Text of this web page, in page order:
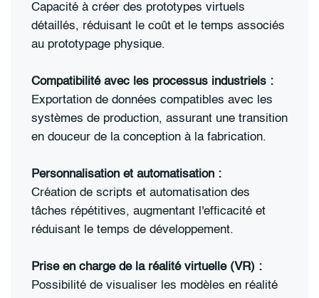
Capacité à créer des prototypes virtuels
détaillés, réduisant le coût et le temps associés
au prototypage physique.
Compatibilité avec les processus industriels :
Exportation de données compatibles avec les
systèmes de production, assurant une transition
en douceur de la conception à la fabrication.
Personnalisation et automatisation :
Création de scripts et automatisation des
tâches répétitives, augmentant l'efficacité et
réduisant le temps de développement.
Prise en charge de la réalité virtuelle (VR) :
Possibilité de visualiser les modèles en réalité